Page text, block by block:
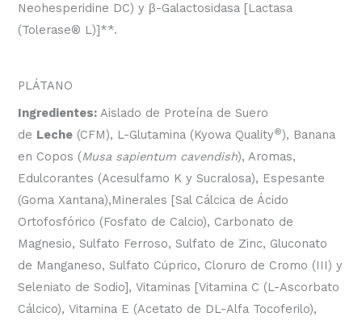
Neohesperidine DC) y β-Galactosidasa [Lactasa
(Tolerase® L)]**.
PLÁTANO
Ingredientes:Aislado de Proteína de Suero
de Leche (CFM), L-Glutamina (Kyowa Quality®), Banana
en Copos (Musa sapientum cavendish), Aromas,
Edulcorantes (Acesulfamo K y Sucralosa), Espesante
(Goma Xantana),Minerales [Sal Cálcica de Ácido
Ortofosfórico (Fosfato de Calcio), Carbonato de
Magnesio, Sulfato Ferroso, Sulfato de Zinc, Gluconato
de Manganeso, Sulfato Cúprico, Cloruro de Cromo (III) y
Seleniato de Sodio], Vitaminas [Vitamina C (L-Ascorbato
Cálcico), Vitamina E (Acetato de DL-Alfa Tocoferilo),